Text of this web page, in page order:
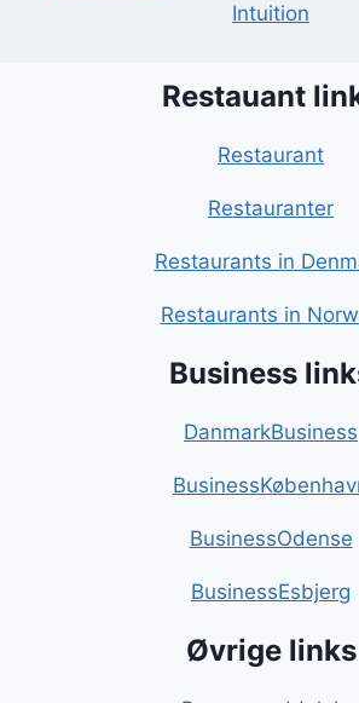
Intuition
Restauant
Restaurant
Restauranter
Restaurants in
Restaurants in
Business
DanmarkBusiness
BusinessOdense
BusinessEsbjerg
Øvrige links